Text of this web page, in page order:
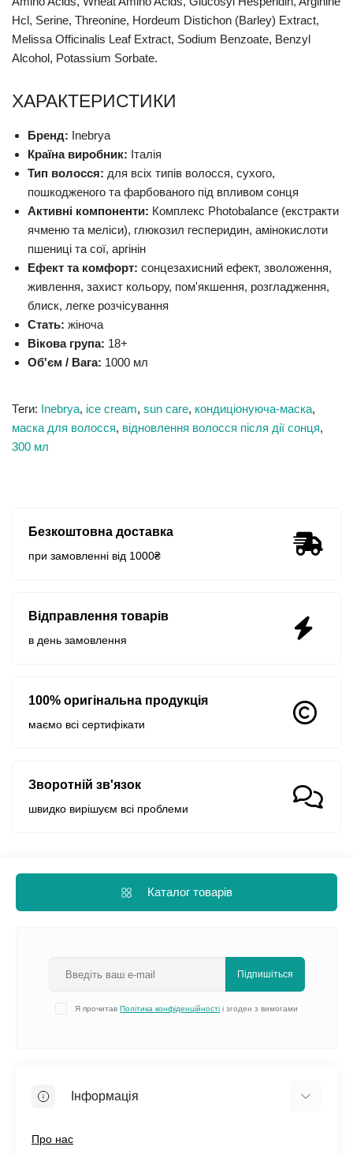
Hcl, Serine, Threonine, Hordeum Distichon (Barley) Extract,
Melissa Officinalis Leaf Extract, Sodium Benzoate, Benzyl
Alcohol, Potassium Sorbate.
ХАРАКТЕРИСТИКИ
Бренд: Inebrya
Країна виробник: Італія
Тип волосся: для всіх типів волосся, сухого,
пошкодженого та фарбованого під впливом сонця
Активні компоненти: Комплекс Photobalance (екстракти
ячменю та меліси), глюкозил гесперидин, амінокислоти
пшениці та сої, аргінін
Ефект та комфорт: сонцезахисний ефект, зволоження,
живлення, захист кольору, пом'якшення, розгладження,
блиск, легке розчісування
Стать: жіноча
Вікова група: 18+
Об'єм / Вага: 1000 мл
Теги: Inebrya, ice cream, sun care, кондиціонуюча-маска,
маска для волосся, відновлення волосся після дії сонця,
300 мл
Безкоштовна доставка
при замовленні від 1000₴
Відправлення товарів
в день замовлення
100% оригінальна продукція
маємо всі сертифікати
Зворотній зв'язок
швидко вирішуєм всі проблеми
Каталог товарів
Підпишіться
Я прочитав Політика конфіденційності і згоден з вимогами
Інформація
Про нас